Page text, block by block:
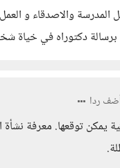
والاصدقاء و
دكتوراه في
ردا
يمكن توقعها. معرفة